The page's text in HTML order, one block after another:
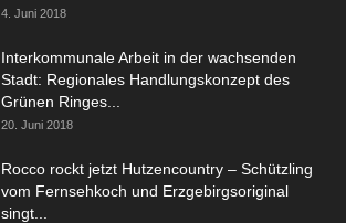
4. Juni 2018
Interkommunale Arbeit in der wachsenden
Stadt: Regionales Handlungskonzept des
Grünen Ringes...
20. Juni 2018
Rocco rockt jetzt Hutzencountry – Schützling
vom Fernsehkoch und Erzgebirgsoriginal
singt...